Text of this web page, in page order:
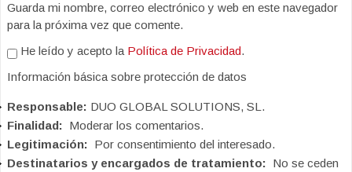
Guarda mi nombre, correo electrónico y web en este navegador
para la próxima vez que comente.
He leído y acepto la Política de Privacidad.
Información básica sobre protección de datos
Responsable: DUO GLOBAL SOLUTIONS, SL.
Finalidad: Moderar los comentarios.
Legitimación: Por consentimiento del interesado.
Destinatarios y encargados de tratamiento: No se ceden